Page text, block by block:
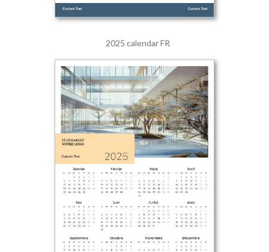
2025 calendar FR